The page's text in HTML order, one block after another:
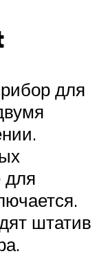
для
для
штатив